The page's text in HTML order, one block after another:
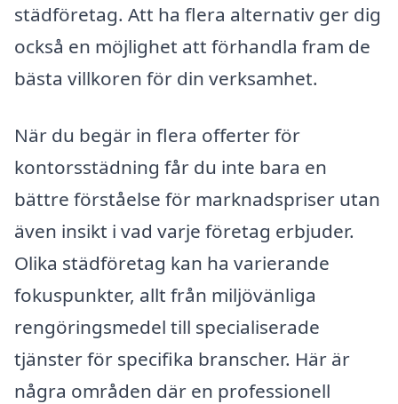
städföretag. Att ha flera alternativ ger dig
också en möjlighet att förhandla fram de
bästa villkoren för din verksamhet.
När du begär in flera offerter för
kontorsstädning får du inte bara en
bättre förståelse för marknadspriser utan
även insikt i vad varje företag erbjuder.
Olika städföretag kan ha varierande
fokuspunkter, allt från miljövänliga
rengöringsmedel till specialiserade
tjänster för specifika branscher. Här är
några områden där en professionell